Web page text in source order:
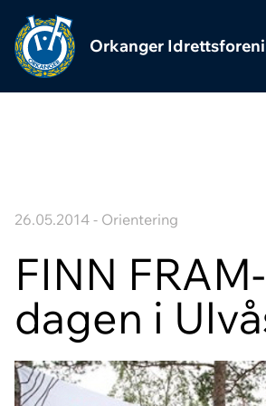
Orkanger
26.05.2014 - Orientering
FINN FRAM-
dagen i